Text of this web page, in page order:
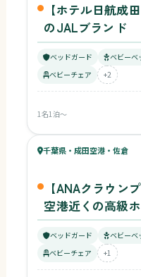
【ホテル日航成
のJALブランド
ベッドガード ベビーベ
ベビーチェア
+2
1名1泊〜
64ベビー
69キッズ
千葉県・成田空港・佐倉
【ANAクラウン
空港近くの高級
ベッドガード ベビーベ
ベビーチェア
+1